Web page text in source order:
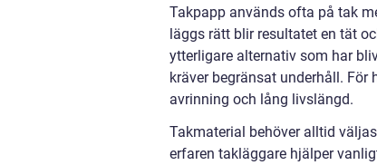
Takpapp används ofta på tak
läggs rätt blir resultatet en tät
ytterligare alternativ som har
kräver begränsat underhåll.
avrinning och lång livslängd.
Takmaterial behöver alltid
erfaren takläggare hjälper